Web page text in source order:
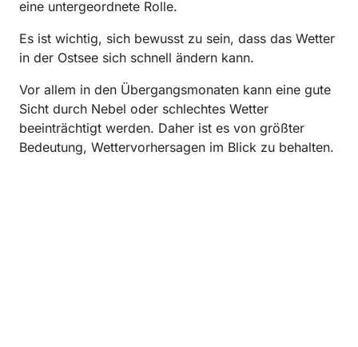
eine untergeordnete Rolle.
Es ist wichtig, sich bewusst zu sein, dass das Wetter
in der Ostsee sich schnell ändern kann.
Vor allem in den Übergangsmonaten kann eine gute
Sicht durch Nebel oder schlechtes Wetter
beeinträchtigt werden. Daher ist es von größter
Bedeutung, Wettervorhersagen im Blick zu behalten.